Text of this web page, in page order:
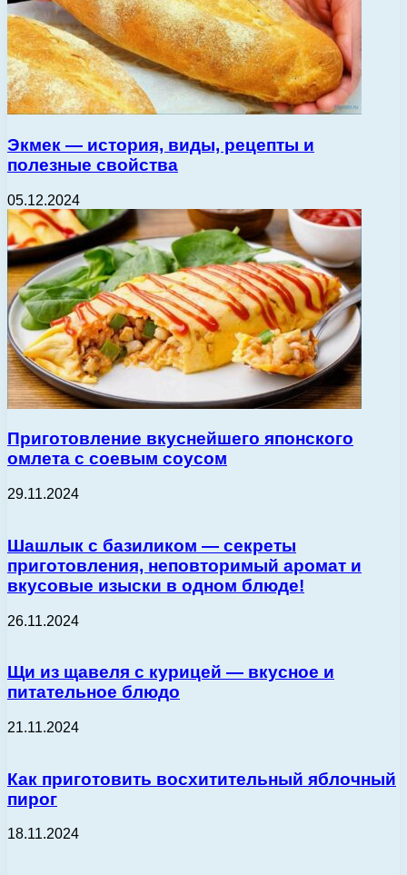
Экмек — история, виды, рецепты и
полезные свойства
05.12.2024
Приготовление вкуснейшего японского
омлета с соевым соусом
29.11.2024
Шашлык с базиликом — секреты
приготовления, неповторимый аромат и
вкусовые изыски в одном блюде!
26.11.2024
Щи из щавеля с курицей — вкусное и
питательное блюдо
21.11.2024
Как приготовить восхитительный яблочный
пирог
18.11.2024